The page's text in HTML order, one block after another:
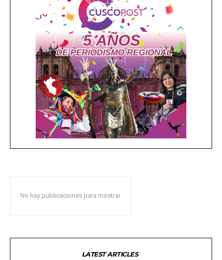
No hay publicaciones para mostrar
LATEST ARTICLES